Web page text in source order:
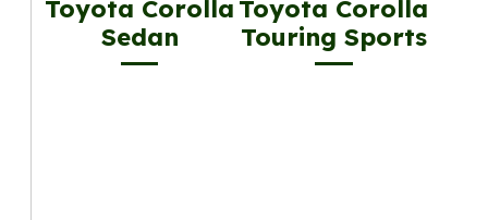
Toyota Corolla
Sedan
Toyota Corolla
Touring Sports